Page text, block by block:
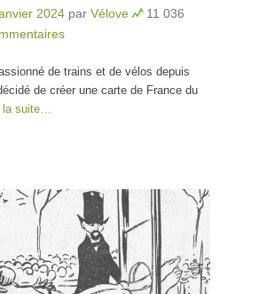
2024 par Vélove
11 036
de trains et de vélos depuis
de créer une carte de France du
la suite…